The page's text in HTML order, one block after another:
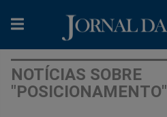
NOTÍCIAS SOBRE
"POSICIONAMENTO"